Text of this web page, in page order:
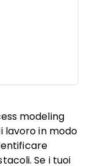
modeling
lavoro in modo
Se i tuoi